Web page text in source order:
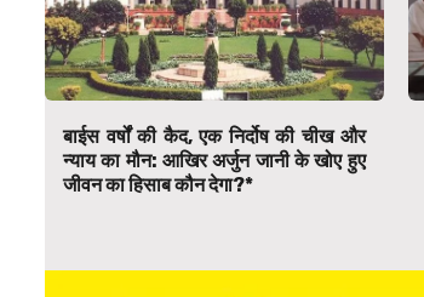
बाईस वर्षों की कैद, एक निर्दोष की चीख और
न्याय का मौन: आखिर अर्जुन जानी के खोए हुए
जीवन का हिसाब कौन देगा?*